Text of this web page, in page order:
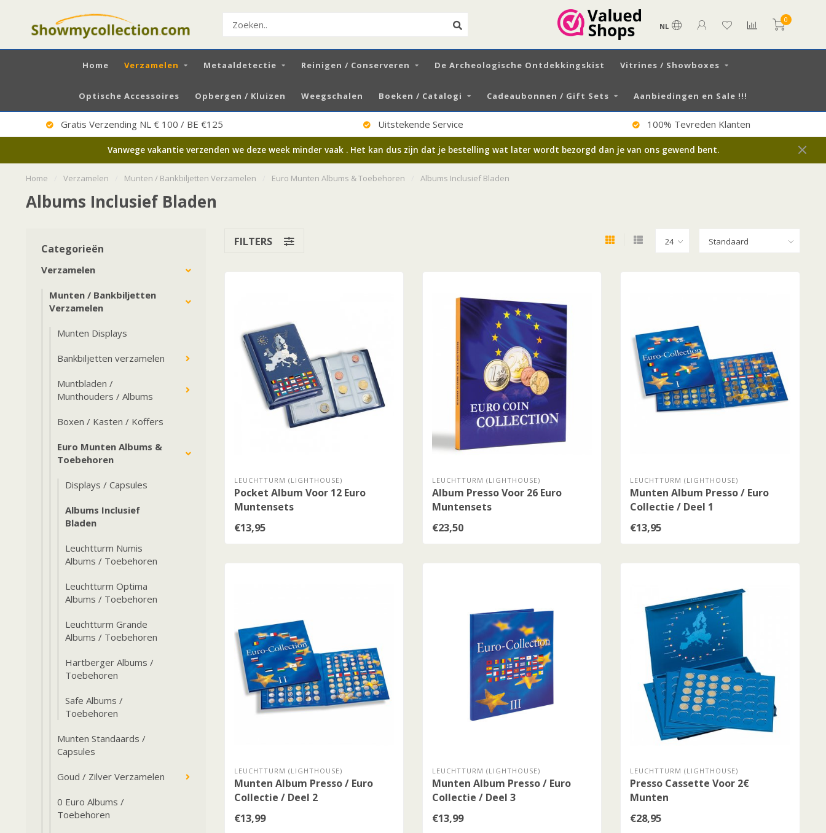
NL
0
Home Verzamelen Metaaldetectie Reinigen / Conserveren De Archeologische Ontdekkingskist Vitrines / Showboxes
Optische Accessoires Opbergen / Kluizen Weegschalen Boeken / Catalogi Cadeaubonnen / Gift Sets Aanbiedingen en Sale !!!
Uitstekende Service 100% Tevreden Klanten Verzending NL €6,50 / BE €7.99
Vanwege vakantie verzenden we deze week minder vaak . Het kan dus zijn dat je bestelling wat later wordt bezorgd dan je van ons gewend bent.
Home Verzamelen Munten / Bankbiljetten Verzamelen Euro Munten Albums & Toebehoren Albums Inclusief Bladen
Albums Inclusief Bladen
Categorieën
Verzamelen
Munten / Bankbiljetten
Verzamelen
Munten Displays
Bankbiljetten verzamelen
Muntbladen /
Munthouders / Albums
Boxen / Kasten / Koffers
Euro Munten Albums &
Toebehoren
Displays / Capsules
Albums Inclusief
Bladen
Leuchtturm Numis
Albums / Toebehoren
Leuchtturm Optima
Albums / Toebehoren
Leuchtturm Grande
Albums / Toebehoren
Hartberger Albums /
Toebehoren
Safe Albums /
Toebehoren
Munten Standaards /
Capsules
Goud / Zilver Verzamelen
0 Euro Albums /
Toebehoren
FILTERS
LEUCHTTURM (LIGHTHOUSE)
Pocket Album Voor 12 Euro
Muntensets
€13,95
LEUCHTTURM (LIGHTHOUSE)
Album Presso Voor 26 Euro
Muntensets
€23,50
LEUCHTTURM (LIGHTHOUSE)
Munten Album Presso / Euro
Collectie / Deel 1
€13,95
LEUCHTTURM (LIGHTHOUSE)
Munten Album Presso / Euro
Collectie / Deel 2
€13,99
LEUCHTTURM (LIGHTHOUSE)
Munten Album Presso / Euro
Collectie / Deel 3
€13,99
LEUCHTTURM (LIGHTHOUSE)
Presso Cassette Voor 2€
Munten
€28,95